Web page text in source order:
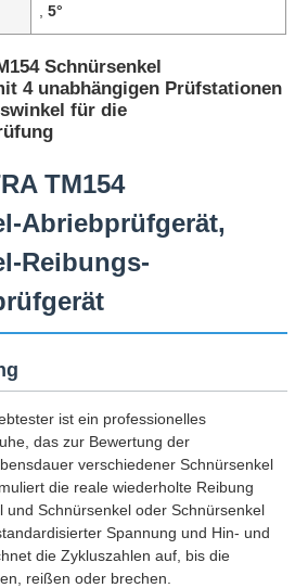
,5°
Schnürsenkel
4 unabhängigen Prüfstationen
für die
TM154
Abriebprüfgerät,
Reibungs-
ist ein professionelles
das zur Bewertung der
verschiedener Schnürsenkel
die reale wiederholte Reibung
und Schnürsenkel oder Schnürsenkel
Spannung und Hin- und
die Zykluszahlen auf, bis die
reißen oder brechen.